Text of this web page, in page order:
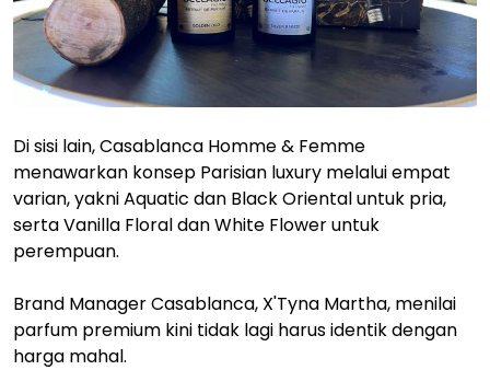
Di sisi lain, Casablanca Homme & Femme
menawarkan konsep Parisian luxury melalui empat
varian, yakni Aquatic dan Black Oriental untuk pria,
serta Vanilla Floral dan White Flower untuk
perempuan.
Brand Manager Casablanca, X'Tyna Martha, menilai
parfum premium kini tidak lagi harus identik dengan
harga mahal.